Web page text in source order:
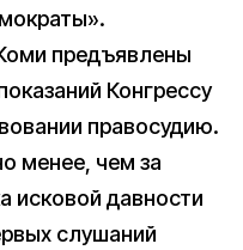
предъявлены
Конгрессу
правосудию.
менее, чем за
исковой давности
слушаний